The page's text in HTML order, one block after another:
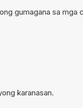
gumagana sa mga
karanasan.